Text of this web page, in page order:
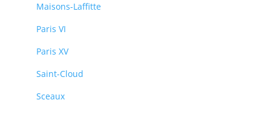
Maisons-Laffitte
Paris VI
Paris XV
Saint-Cloud
Sceaux